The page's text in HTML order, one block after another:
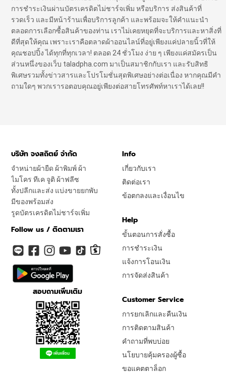
การชำระเงินผ่านบัตรเครดิตไม่ชาร์จเพิ่ม หรือบริการ ส่งสินค้าที่
รวดเร็ว และมีหน้าร้านเพื่อบริการลูกค้า และพร้อมจะให้คำแนะนำ
ตลอดการเลือกซื้อสินค้าของท่าน เราไม่เคยหยุดที่จะบริการและหาสิ่งที่
ดีที่สุดให้คุณ เพราะเราคือตลาดผ้าออนไลน์ที่อยู่เพียงแค่ปลายนิ้วที่ให้
คุณชอปปิ้ง ได้ทุกที่ทุกเวลา! ตลอด 24 ชั่วโมง ง่าย ๆ เพียงแค่สมัครเป็น
ส่วนหนึ่งของเว็บ taladpha.com มาเป็นสมาชิกกับเรา และรับสิทธิ
พิเศษรวมทั้งข่าวสารและโปรโมชั่นสุดพิเศษอย่างต่อเนื่อง หากคุณมีคำ
ถามใดๆ พวกเรารอตอบคุณอยู่เพียงต่อสายโทรศัพท์หาเราได้เลย!!
บริษัท จงสถิตย์ จำกัด
จำหน่ายผ้ายืด ผ้าพิมพ์ ผ้า
ไมโคร ทีเค จูติ ผ้าฟลีซ
ทั้งปลีกและส่ง แบ่งขายยกพับ
มีของพร้อมส่ง
รูดบัตรเครดิตไม่ชาร์จเพิ่ม
Follow us / ติดตามเรา
สอบถามเพิ่มเติม
Info
เกี่ยวกับเรา
ติดต่อเรา
ข้อตกลงและเงื่อนไข
Help
ขั้นตอนการสั่งซื้อ
การชำระเงิน
แจ้งการโอนเงิน
การจัดส่งสินค้า
Customer Service
การยกเลิกและคืนเงิน
การติดตามสินค้า
คำถามที่พบบ่อย
นโยบายคุ้มครองผู้ซื้อ
ขอแคตตาล็อก